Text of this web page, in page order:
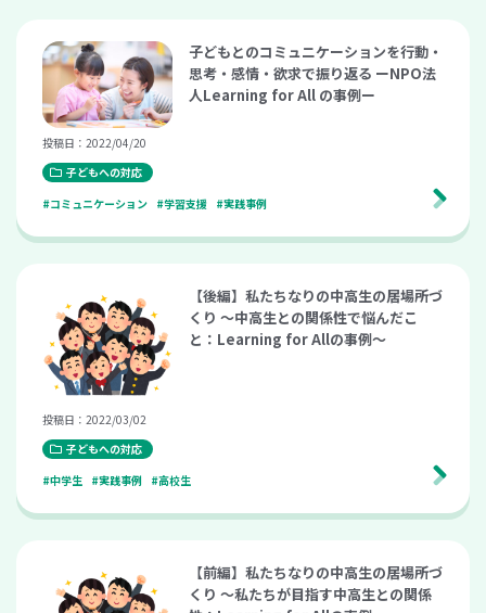
子どもとのコミュニケーションを行動・
思考・感情・欲求で振り返る ーNPO法
人Learning for All の事例ー
投稿日：2022/04/20
子どもへの対応
#コミュニケーション
#学習支援 #実践事例
【後編】私たちなりの中高生の居場所づ
くり ～中高生との関係性で悩んだこ
と：Learning for Allの事例～
投稿日：2022/03/02
子どもへの対応
#中学生
#実践事例 #高校生
【前編】私たちなりの中高生の居場所づ
くり ～私たちが目指す中高生との関係